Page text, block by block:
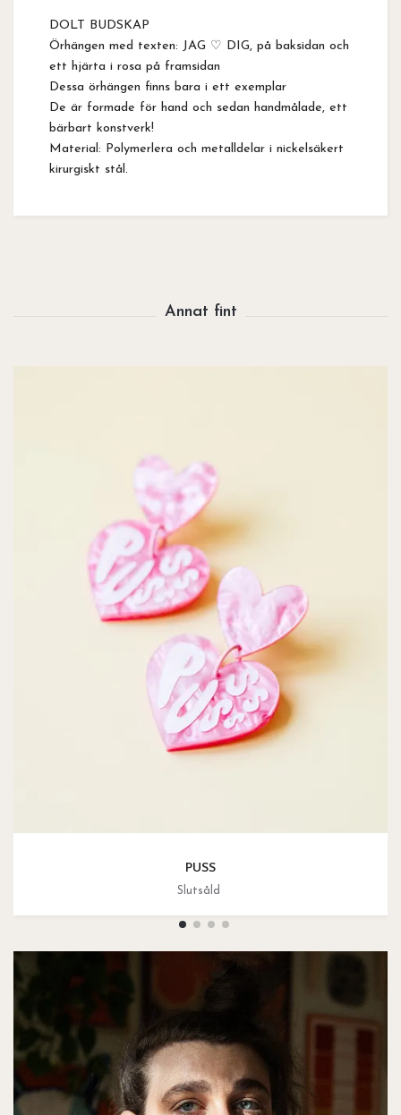
DOLT BUDSKAP
Örhängen med texten: JAG ♡ DIG, på baksidan och
ett hjärta i rosa på framsidan
Dessa örhängen finns bara i ett exemplar
De är formade för hand och sedan handmålade, ett
bärbart konstverk!
Material: Polymerlera och metalldelar i nickelsäkert
kirurgiskt stål.
PUSS
Slutsåld